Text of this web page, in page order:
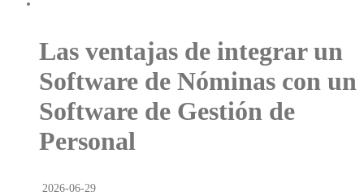
Las ventajas de integrar un
Software de Nóminas con un
Software de Gestión de
Personal
2026-06-29